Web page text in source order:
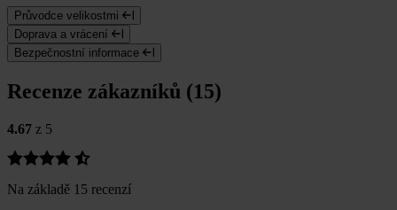
Průvodce velikostmi
Doprava a vrácení
Bezpečnostní informace
Recenze zákazníků (15)
4.67 z 5
Na základě 15 recenzí